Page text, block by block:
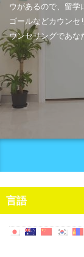
ウがあるので、留学
ゴールなどカウンセ
ウンセリングであな
言語